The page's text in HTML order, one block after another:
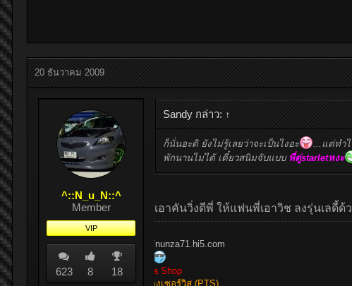
20 ธันวาคม 2009
^::N_u_N::^
Member
VIP
623 8 18
Sandy กล่าว: ↑
ก็นั่นอะดิ ยังไม่รู้เลยว่าจะเป็นไงอะ
...แต่ทำ
พักนานไม่ได้ เดี๋ยวสนิมจับแบบ พี่ตู่starletหงะ
เอาคันวิ่งดีพี่ ให้แฟนพี่เอาวิช ลงรุ่นเลดี้ด้ว
http://nunza71.hi5.com
RP II
NunZa Shop
พูนทองเซอร์วิส (PTS)